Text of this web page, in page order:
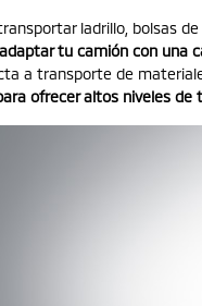
ladrillo, bolsas
tu camión con una
a transporte de
ofrecer altos niveles de